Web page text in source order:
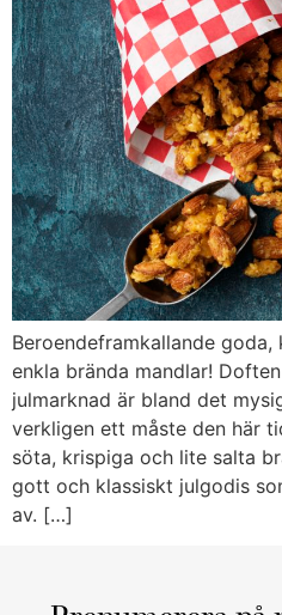
Beroendeframkallande
enkla brända mandlar!
julmarknad är bland det
verkligen ett måste den här
söta, krispiga och lite salta
gott och klassiskt julgodis
av. […]